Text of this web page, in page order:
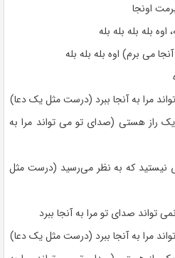
اونجا
بله بله بله بله
می برم) اوه بله بله بله
مرا به آنجا ببرد (درست مثل یک دعا)
راز هستی (صدای تو می تواند مرا به
نیستید که به نظر می‌رسید (درست مثل
تواند صدای تو مرا به آنجا ببرد
مرا به آنجا ببرد (درست مثل یک دعا)